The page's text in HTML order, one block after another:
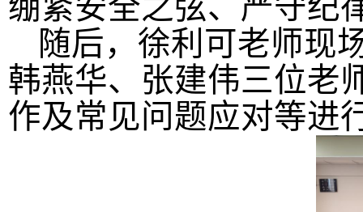
绷紧安全之弦、严守纪
随后，徐利可老师现
韩燕华、张建伟三位老
作及常见问题应对等进